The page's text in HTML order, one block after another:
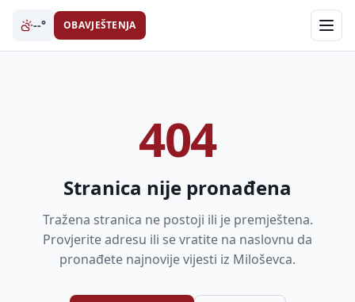
--° OBAVJEŠTENJA
404
Stranica nije pronađena
Tražena stranica ne postoji ili je premještena.
Provjerite adresu ili se vratite na naslovnu da
pronađete najnovije vijesti iz Miloševca.